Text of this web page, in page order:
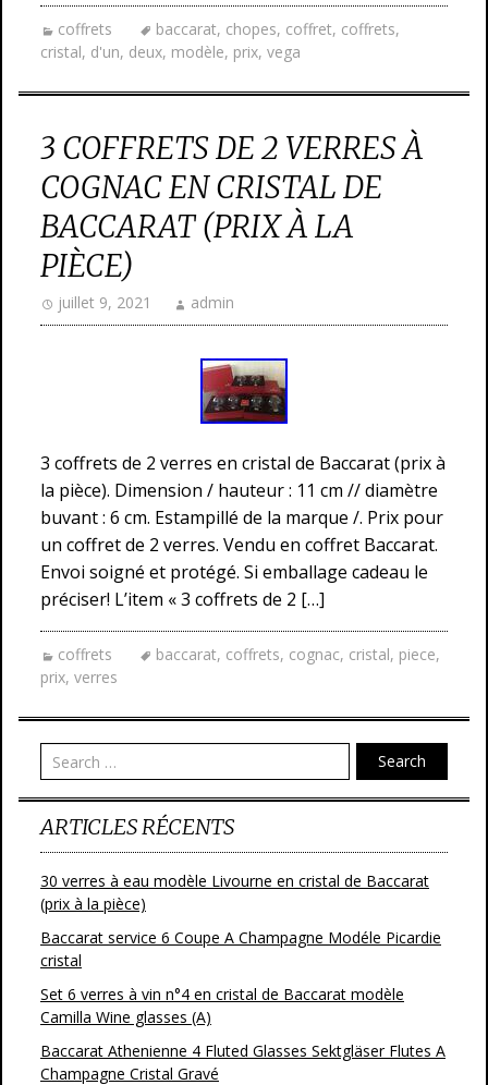
coffrets baccarat, chopes, coffret, coffrets,
cristal, d'un, deux, modèle, prix, vega
3 COFFRETS DE 2 VERRES À
COGNAC EN CRISTAL DE
BACCARAT (PRIX À LA
PIÈCE)
juillet 9, 2021 admin
3 coffrets de 2 verres en cristal de Baccarat (prix à
la pièce). Dimension / hauteur : 11 cm // diamètre
buvant : 6 cm. Estampillé de la marque /. Prix pour
un coffret de 2 verres. Vendu en coffret Baccarat.
Envoi soigné et protégé. Si emballage cadeau le
préciser! L’item « 3 coffrets de 2 […]
coffrets baccarat, coffrets, cognac, cristal, piece,
prix, verres
Search
ARTICLES RÉCENTS
30 verres à eau modèle Livourne en cristal de Baccarat
(prix à la pièce)
Baccarat service 6 Coupe A Champagne Modéle Picardie
cristal
Set 6 verres à vin n°4 en cristal de Baccarat modèle
Camilla Wine glasses (A)
Baccarat Athenienne 4 Fluted Glasses Sektgläser Flutes A
Champagne Cristal Gravé